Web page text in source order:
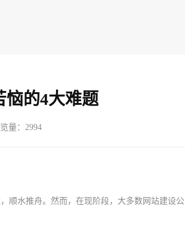
恼的4大难题
量：2994
顺水推舟。然而，在现阶段，大多数网站建设公